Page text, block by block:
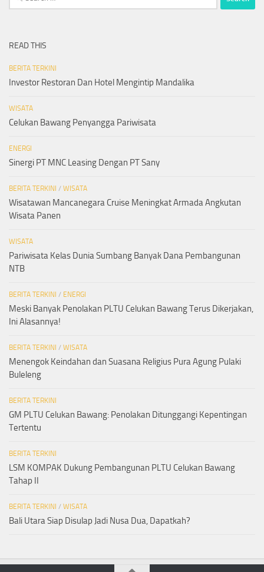
for:
READ THIS
BERITA TERKINI
Investor Restoran Dan Hotel Mengintip Mandalika
WISATA
Celukan Bawang Penyangga Pariwisata
ENERGI
Sinergi PT MNC Leasing Dengan PT Sany
BERITA TERKINI / WISATA
Wisatawan Mancanegara Cruise Meningkat Armada Angkutan
Wisata Panen
WISATA
Pariwisata Kelas Dunia Sumbang Banyak Dana Pembangunan
NTB
BERITA TERKINI / ENERGI
Meski Banyak Penolakan PLTU Celukan Bawang Terus Dikerjakan,
Ini Alasannya!
BERITA TERKINI / WISATA
Menengok Keindahan dan Suasana Religius Pura Agung Pulaki
Buleleng
BERITA TERKINI
GM PLTU Celukan Bawang: Penolakan Ditunggangi Kepentingan
Tertentu
BERITA TERKINI
LSM KOMPAK Dukung Pembangunan PLTU Celukan Bawang
Tahap II
BERITA TERKINI / WISATA
Bali Utara Siap Disulap Jadi Nusa Dua, Dapatkah?